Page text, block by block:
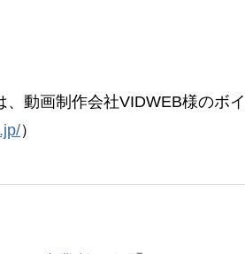
、動画制作会社VIDWEB様のボ
）